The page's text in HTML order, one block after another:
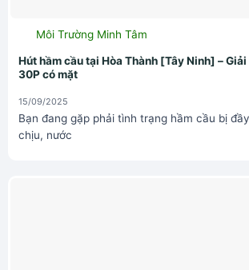
Môi Trường Minh Tâm
Hút hầm cầu tại Hòa Thành [Tây Ninh] –
30P có mặt
15/09/2025
Bạn đang gặp phải tình trạng hầm cầu bị
chịu, nước